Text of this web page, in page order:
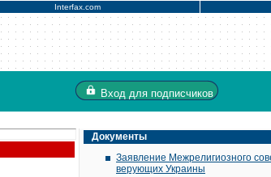
Interfax.com
Вход для подписчиков
Документы
Заявление Межрелигиозного
верующих Украины